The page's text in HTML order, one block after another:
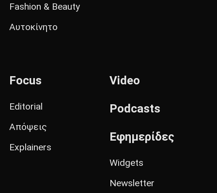
Fashion & Beauty
Αυτοκίνητο
Focus
Editorial
Απόψεις
Explainers
Video
Podcasts
Εφημερίδες
Widgets
Newsletter